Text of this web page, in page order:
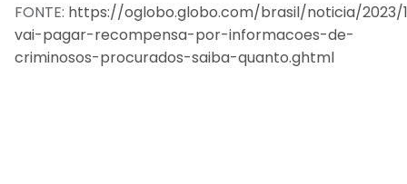
FONTE: https://oglobo.globo.com/brasil/noticia/2023/
vai-pagar-recompensa-por-informacoes-de-
criminosos-procurados-saiba-quanto.ghtml